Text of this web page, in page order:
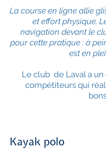
La course en ligne allie
et effort physique.
navigation devant le
pour cette pratique : à
est en
Le club de Laval a
compétiteurs qui
Kayak polo